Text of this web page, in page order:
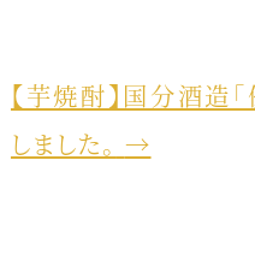
k
【芋焼酎】国分酒造
しました。 →